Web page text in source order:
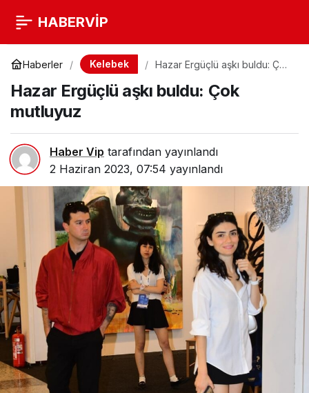
HABERVİP
Haberler Kelebek
Hazar Ergüçlü aşkı buldu: Çok
Hazar Ergüçlü aşkı buldu: Çok
mutluyuz
Haber Vip tarafından yayınlandı
2 Haziran 2023, 07:54 yayınlandı